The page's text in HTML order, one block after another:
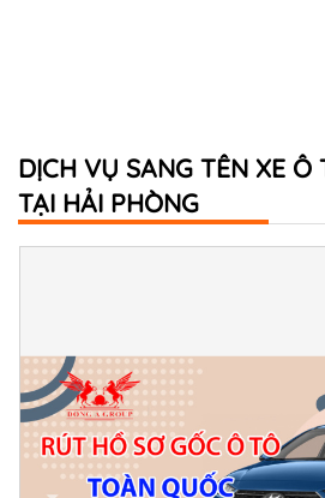
DỊCH VỤ SANG TÊN XE Ô
TẠI HẢI PHÒNG